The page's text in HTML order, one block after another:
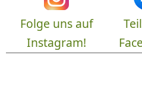
Folge uns auf
Instagram!